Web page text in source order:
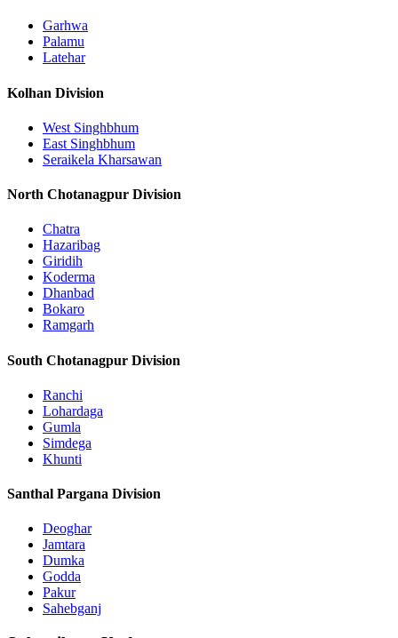
Garhwa
Palamu
Latehar
Kolhan Division
West Singhbhum
East Singhbhum
Seraikela Kharsawan
North Chotanagpur Division
Chatra
Hazaribag
Giridih
Koderma
Dhanbad
Bokaro
Ramgarh
South Chotanagpur Division
Ranchi
Lohardaga
Gumla
Simdega
Khunti
Santhal Pargana Division
Deoghar
Jamtara
Dumka
Godda
Pakur
Sahebganj